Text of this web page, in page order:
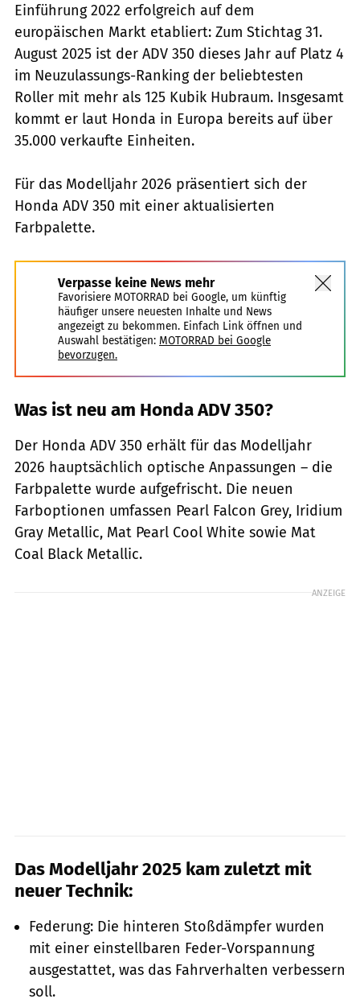
Einführung 2022 erfolgreich auf dem
europäischen Markt etabliert: Zum Stichtag 31.
August 2025 ist der ADV 350 dieses Jahr auf Platz 4
im Neuzulassungs-Ranking der beliebtesten
Roller mit mehr als 125 Kubik Hubraum. Insgesamt
kommt er laut Honda in Europa bereits auf über
35.000 verkaufte Einheiten.
Für das Modelljahr 2026 präsentiert sich der
Honda ADV 350 mit einer aktualisierten
Farbpalette.
Verpasse keine News mehr
Favorisiere MOTORRAD bei Google, um künftig
häufiger unsere neuesten Inhalte und News
angezeigt zu bekommen. Einfach Link öffnen und
Auswahl bestätigen: MOTORRAD bei Google
bevorzugen.
Was ist neu am Honda ADV 350?
Der Honda ADV 350 erhält für das Modelljahr
2026 hauptsächlich optische Anpassungen – die
Farbpalette wurde aufgefrischt. Die neuen
Farboptionen umfassen Pearl Falcon Grey, Iridium
Gray Metallic, Mat Pearl Cool White sowie Mat
Coal Black Metallic.
ANZEIGE
Das Modelljahr 2025 kam zuletzt mit
neuer Technik:
Federung: Die hinteren Stoßdämpfer wurden
mit einer einstellbaren Feder-Vorspannung
ausgestattet, was das Fahrverhalten verbessern
soll.